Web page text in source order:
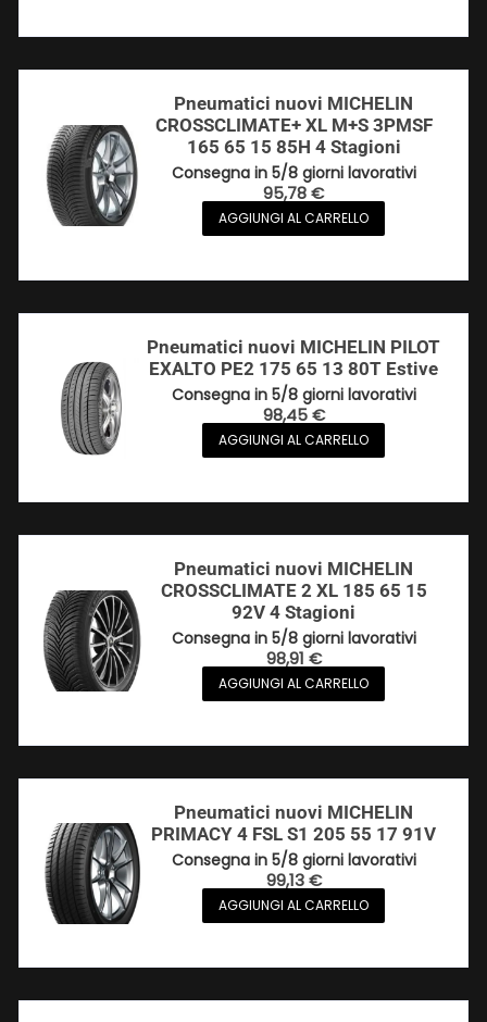
Pneumatici nuovi MICHELIN
CROSSCLIMATE+ XL M+S 3PMSF
165 65 15 85H 4 Stagioni
Consegna in 5/8 giorni lavorativi
95,78€
AGGIUNGI AL CARRELLO
Pneumatici nuovi MICHELIN PILOT
EXALTO PE2 175 65 13 80T Estive
Consegna in 5/8 giorni lavorativi
98,45€
AGGIUNGI AL CARRELLO
Pneumatici nuovi MICHELIN
CROSSCLIMATE 2 XL 185 65 15
92V 4 Stagioni
Consegna in 5/8 giorni lavorativi
98,91 €
AGGIUNGI AL CARRELLO
Pneumatici nuovi MICHELIN
PRIMACY 4 FSL S1 205 55 17 91V
Consegna in 5/8 giorni lavorativi
99,13€
AGGIUNGI AL CARRELLO